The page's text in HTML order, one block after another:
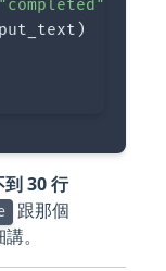
"completed"
)
30 行
跟那個
。